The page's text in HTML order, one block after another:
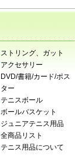
ストリング、ガット
アクセサリー
DVD/書籍/カード/ポス
ター
テニスボール
ボールバスケット
ジュニアテニス用品
全商品リスト
テニス用品について